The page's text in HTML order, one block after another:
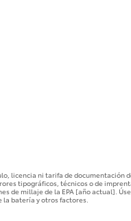
licencia ni tarifa de documentación
tipográficos, técnicos o de
de millaje de la EPA [año actual].
batería y otros factores.